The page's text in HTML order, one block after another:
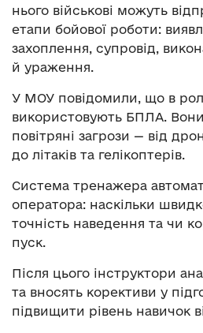
нього військові можуть
етапи бойової роботи:
захоплення, супровід,
й ураження.
У МОУ повідомили, що в
використовують БПЛА. Вони
повітряні загрози — від
до літаків та гелікоптерів.
Система тренажера
оператора: наскільки
точність наведення та чи
пуск.
Після цього інструктори
та вносять корективи у
підвищити рівень навичок